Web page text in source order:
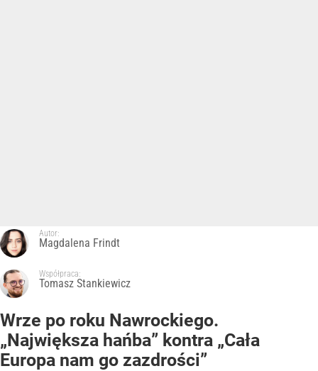
Autor:
Magdalena Frindt
Współpraca:
Tomasz Stankiewicz
Wrze po roku Nawrockiego.
„Największa hańba” kontra „Cała
Europa nam go zazdrości”